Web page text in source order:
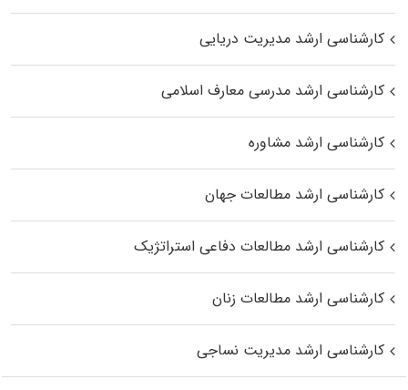
کارشناسی ارشد مدیریت دریایی
کارشناسی ارشد مدرسی معارف اسلامی
کارشناسی ارشد مشاوره
کارشناسی ارشد مطالعات جهان
کارشناسی ارشد مطالعات دفاعی استراتژیک
کارشناسی ارشد مطالعات زنان
کارشناسی ارشد مدیریت نساجی